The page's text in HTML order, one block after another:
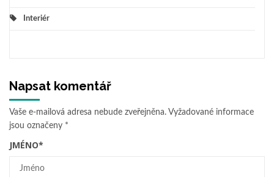
Interiér
Napsat komentář
Vaše e-mailová adresa nebude zveřejněna. Vyžadované informace
jsou označeny *
JMÉNO*